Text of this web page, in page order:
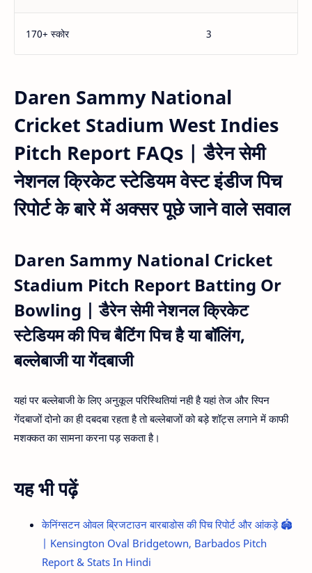
170+ स्कोर 3
Daren Sammy National
Cricket Stadium West Indies
Pitch Report FAQs | डैरेन सेमी
नेशनल क्रिकेट स्टेडियम वेस्ट इंडीज पिच
रिपोर्ट के बारे में अक्सर पूछे जाने वाले सवाल
Daren Sammy National Cricket
Stadium Pitch Report Batting Or
Bowling | डैरेन सेमी नेशनल क्रिकेट
स्टेडियम की पिच बैटिंग पिच है या बॉलिंग,
बल्लेबाजी या गेंदबाजी
यहां पर बल्लेबाजी के लिए अनुकूल परिस्थितियां नही है यहां तेज और स्पिन
गेंदबाजों दोनो का ही दबदबा रहता है तो बल्लेबाजों को बड़े शॉट्स लगाने में काफी
मशक्कत का सामना करना पड़ सकता है।
यह भी पढ़ें
केनिंग्सटन ओवल ब्रिजटाउन बारबाडोस की पिच रिपोर्ट और आंकड़े 🏟️
| Kensington Oval Bridgetown, Barbados Pitch
Report & Stats In Hindi